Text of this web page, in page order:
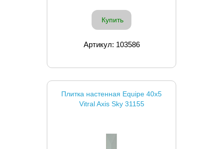
Купить
Артикул: 103586
Плитка настенная Equipe 40x5
Vitral Axis Sky 31155